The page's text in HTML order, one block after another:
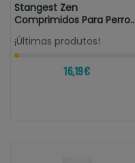
Stangest Zen
Comprimidos Para Perros
Y Gatos
¡Últimas produtos!
16,19 €